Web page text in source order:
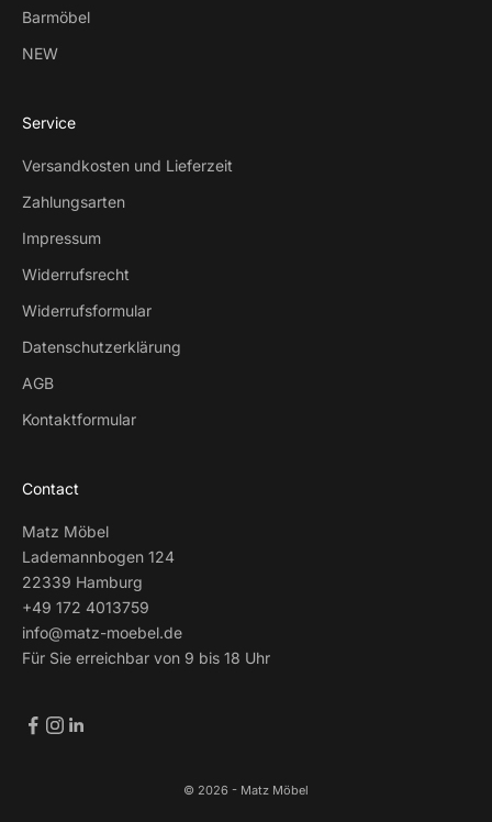
Barmöbel
NEW
Service
Versandkosten und Lieferzeit
Zahlungsarten
Impressum
Widerrufsrecht
Widerrufsformular
Datenschutzerklärung
AGB
Kontaktformular
Contact
Matz Möbel
Lademannbogen 124
22339 Hamburg
+49 172 4013759
info@matz-moebel.de
Für Sie erreichbar von 9 bis 18 Uhr
© 2026 - Matz Möbel